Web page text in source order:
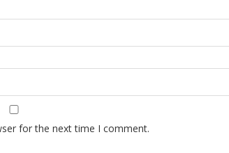
for the next time I comment.